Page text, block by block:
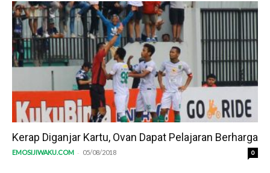
Kerap Diganjar Kartu, Ovan Dapat Pelajaran Berharga
EMOSIJIWAKU.COM - 05/08/2018 0